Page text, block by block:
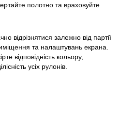
полотно та враховуйте
відрізнятися залежно від партії
та налаштувань екрана.
відповідність кольору,
усіх рулонів.